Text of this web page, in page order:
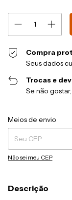
Compra
Seus dados
Trocas e
Se não
Entregas para o CEP:
Meios de envio
Não sei meu CEP
Descrição